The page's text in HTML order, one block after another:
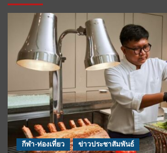
กีฬา-ท่องเที่ยว ข่าวประชาสัมพันธ์